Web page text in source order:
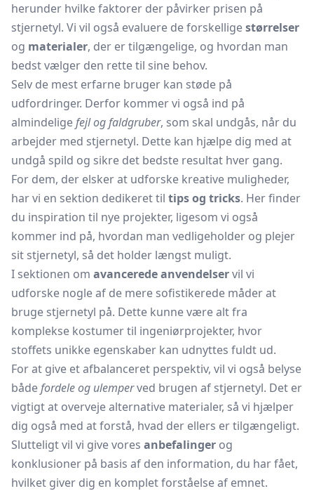
herunder hvilke faktorer der påvirker prisen på
stjernetyl. Vi vil også evaluere de forskelligestørrelser
og materialer, der er tilgængelige, og hvordan man
bedst vælger den rette til sine behov.
Selv de mest erfarne bruger kan støde på
udfordringer. Derfor kommer vi også ind på
almindeligefejl og faldgruber, som skal undgås, når du
arbejder med stjernetyl. Dette kan hjælpe dig med at
undgå spild og sikre det bedste resultat hver gang.
For dem, der elsker at udforske kreative muligheder,
har vi en sektion dedikeret til tips og tricks. Her finder
du inspiration til nye projekter, ligesom vi også
kommer ind på, hvordan man vedligeholder og plejer
sit stjernetyl, så det holder længst muligt.
I sektionen om avancerede anvendelservil vi
udforske nogle af de mere sofistikerede måder at
bruge stjernetyl på. Dette kunne være alt fra
komplekse kostumer til ingeniørprojekter, hvor
stoffets unikke egenskaber kan udnyttes fuldt ud.
For at give et afbalanceret perspektiv, vil vi også belyse
bådefordele og ulemperved brugen af stjernetyl. Det er
vigtigt at overveje alternative materialer, så vi hjælper
dig også med at forstå, hvad der ellers er tilgængeligt.
Slutteligt vil vi give vores anbefalinger og
konklusioner på basis af den information, du har fået,
hvilket giver dig en komplet forståelse af emnet.